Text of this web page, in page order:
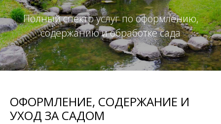
Полный спектр услуг по оформлению,
содержанию и обработке сада
ОФОРМЛЕНИЕ, СОДЕРЖАНИЕ И
УХОД ЗА САДОМ